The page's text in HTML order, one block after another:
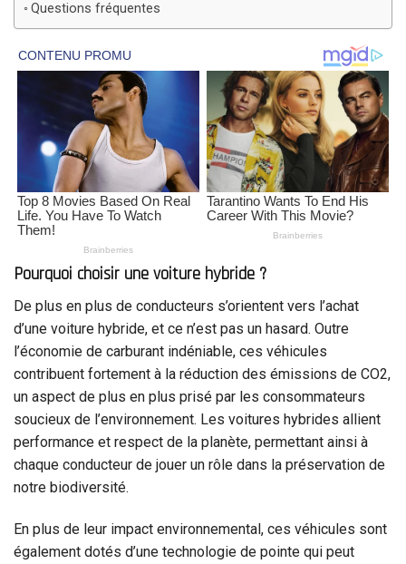
Questions fréquentes
Pourquoi choisir une voiture hybride ?
De plus en plus de conducteurs s’orientent vers l’achat
d’une voiture hybride, et ce n’est pas un hasard. Outre
l’économie de carburant indéniable, ces véhicules
contribuent fortement à la réduction des émissions de CO2,
un aspect de plus en plus prisé par les consommateurs
soucieux de l’environnement. Les voitures hybrides allient
performance et respect de la planète, permettant ainsi à
chaque conducteur de jouer un rôle dans la préservation de
notre biodiversité.
En plus de leur impact environnemental, ces véhicules sont
également dotés d’une technologie de pointe qui peut